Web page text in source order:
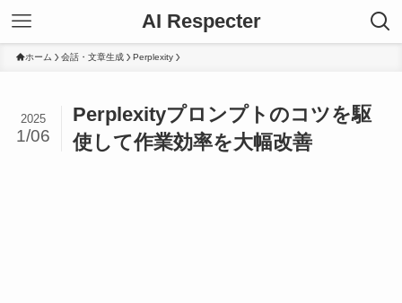
AI Respecter
ホーム 会話・文章生成 Perplexity
Perplexityプロンプトのコツを駆
使して作業効率を大幅改善
2025
1/06